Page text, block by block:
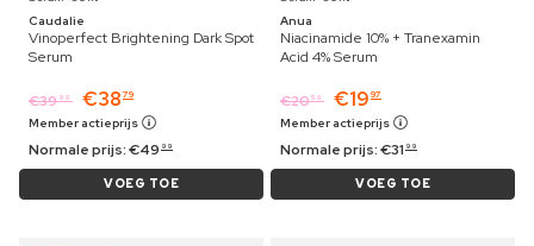
Caudalie
Vinoperfect Brightening Dark Spot
Serum
€39 99 €38 79
Member actieprijs
Normale prijs:€49 99
VOEG TOE
Anua
Niacinamide 10% + Tranexamin
Acid 4% Serum
€2059 €19 97
Member actieprijs
Normale prijs:€31 99
VOEG TOE